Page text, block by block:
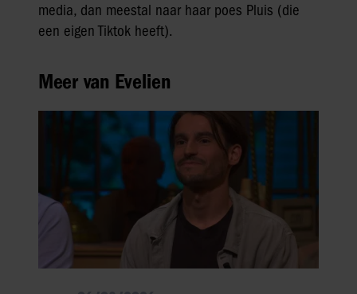
media, dan meestal naar haar poes Pluis (die
een eigen Tiktok heeft).
Meer van Evelien